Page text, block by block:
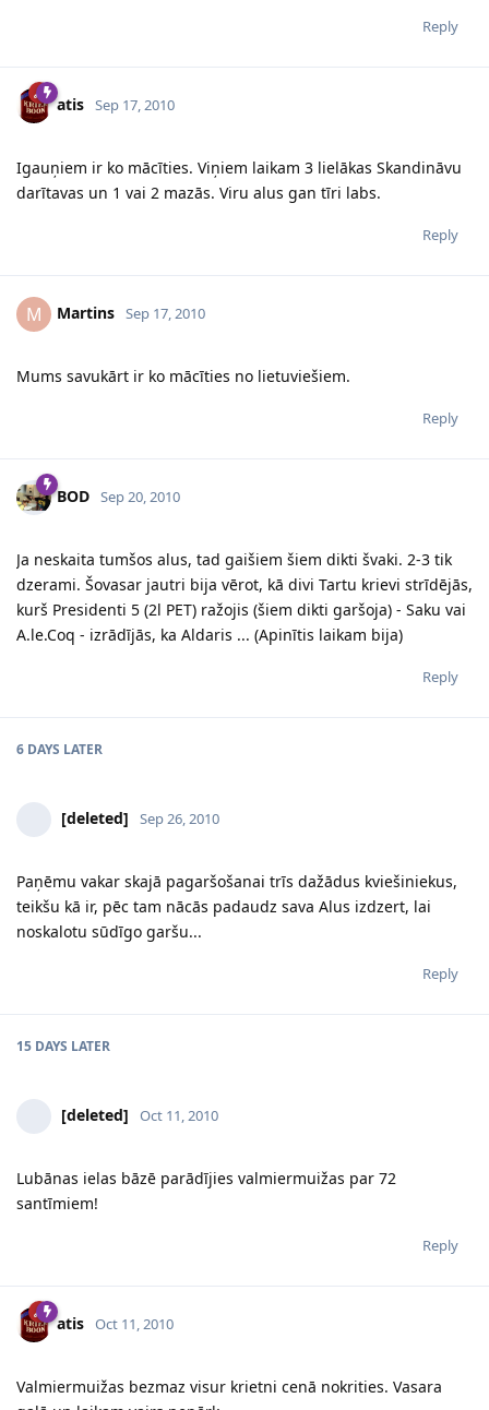
Reply
atis Sep 17, 2010
Igauņiem ir ko mācīties. Viņiem laikam 3 lielākas Skandināvu
darītavas un 1 vai 2 mazās. Viru alus gan tīri labs.
Reply
M Martins Sep 17, 2010
Mums savukārt ir ko mācīties no lietuviešiem.
Reply
BOD Sep 20, 2010
Ja neskaita tumšos alus, tad gaišiem šiem dikti švaki. 2-3 tik
dzerami. Šovasar jautri bija vērot, kā divi Tartu krievi strīdējās,
kurš Presidenti 5 (2l PET) ražojis (šiem dikti garšoja) - Saku vai
A.le.Coq - izrādījās, ka Aldaris ... (Apinītis laikam bija)
Reply
6 DAYS LATER
[deleted] Sep 26, 2010
Paņēmu vakar skajā pagaršošanai trīs dažādus kviešiniekus,
teikšu kā ir, pēc tam nācās padaudz sava Alus izdzert, lai
noskalotu sūdīgo garšu...
Reply
15 DAYS LATER
[deleted] Oct 11, 2010
Lubānas ielas bāzē parādījies valmiermuižas par 72
santīmiem!
Reply
atis Oct 11, 2010
Valmiermuižas bezmaz visur krietni cenā nokrities. Vasara